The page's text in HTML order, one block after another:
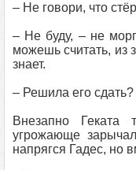
– Не говори, что
– Не буду, – не
можешь считать, из
знает.
– Решила его сдать?
Внезапно Геката
угрожающе
напрягся Гадес, но